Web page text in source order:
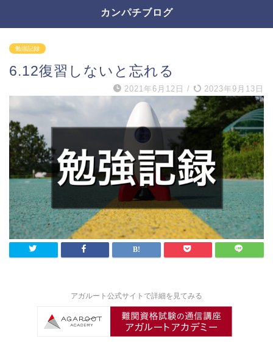
カンパチブログ
勉強記録
6.12復習しないと忘れる
2021年6月12日 / 2023年9月13日
アガルート公式サイトで詳細を見てみる